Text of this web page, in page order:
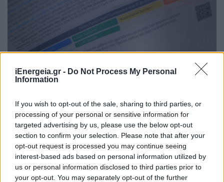
iEnergeia.gr - Do Not Process My Personal
Information
If you wish to opt-out of the sale, sharing to third parties, or
processing of your personal or sensitive information for
targeted advertising by us, please use the below opt-out
section to confirm your selection. Please note that after your
opt-out request is processed you may continue seeing
interest-based ads based on personal information utilized by
us or personal information disclosed to third parties prior to
your opt-out. You may separately opt-out of the further
ΗΛΕΚΤΡΙΣΜΟΣ
Λογαριασμοί ρεύματος: Οι εκλογές
προστίθενται στους παράγοντες που
διαμορφώνουν τα τιμολόγια
03/08/2026 - 11:33